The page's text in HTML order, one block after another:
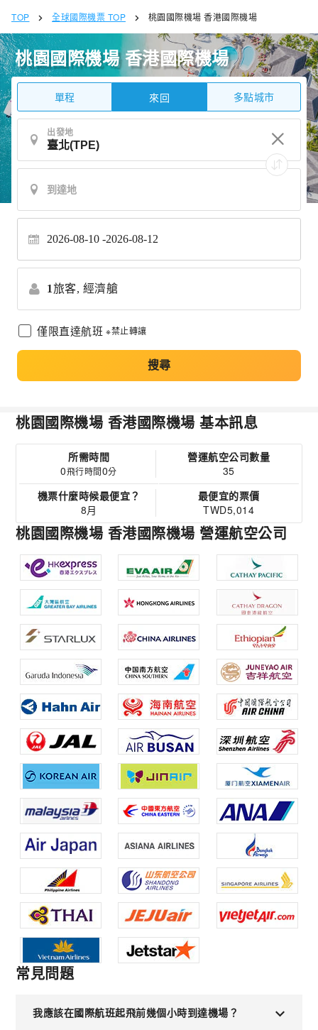
TOP 全球國際機票 TOP 桃園國際機場 香港國際機場
桃園國際機場 香港國際機場
單程 來回 多點城市
出發地
2026-08-10 2026-08-12
1旅客, 經濟艙
僅限直達航班 ※禁止轉讓
搜尋
桃園國際機場 香港國際機場 基本訊息
所需時間
0飛行時間0分
營運航空公司數量
35
機票什麼時候最便宜？
8月
最便宜的票價
TWD5,014
桃園國際機場 香港國際機場 營運航空公司
常見問題
我應該在國際航班起飛前幾個小時到達機場？